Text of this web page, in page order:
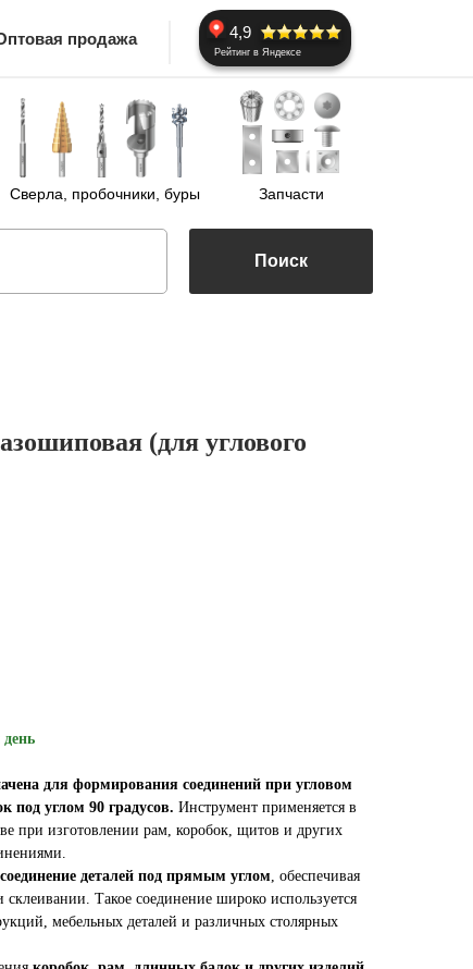
Сверла, пробочники, буры Запчасти
продажа
Рейтинг в Яндексе
4,9
Поиск
(для углового
для формирования соединений при угловом
под углом 90 градусов. Инструмент применяется в
при изготовлении рам, коробок, щитов и других
деталей под прямым углом , обеспечивая
Такое соединение широко используется
мебельных деталей и различных столярных